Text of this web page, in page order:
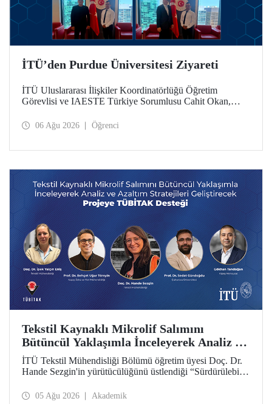
İTÜ’den Purdue Üniversitesi Ziyareti
İTÜ Uluslararası İlişkiler Koordinatörlüğü Öğretim
Görevlisi ve IAESTE Türkiye Sorumlusu Cahit Okan,
Temmuz tarihlerinde ABD’de dünyanın önde gelen
06 Ağu 2026 Öğrenci
Tekstil Kaynaklı Mikrolif Salımını
Bütüncül Yaklaşımla İnceleyerek Analiz ve
Azaltım Stratejileri Geliştirecek Projeye
TÜBİTAK Desteği
İTÜ Tekstil Mühendisliği Bölümü öğretim üyesi Doç. Dr.
Hande Sezgin'in yürütücülüğünü üstlendiği “Sürdürülebilir
Koşullarına Bağlı Mikrolif Salımı: Aşınma, UV Maruziyeti
05 Ağu 2026 Akademik